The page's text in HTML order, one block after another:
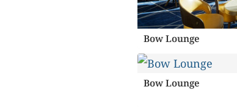
Bow Lounge
Bow Lounge